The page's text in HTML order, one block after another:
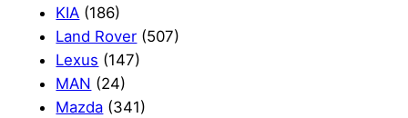
KIA (186)
Land Rover (507)
Lexus (147)
MAN (24)
Mazda (341)